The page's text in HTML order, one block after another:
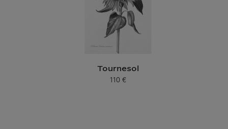
Tournesol
Prix ​​actuel
110 €